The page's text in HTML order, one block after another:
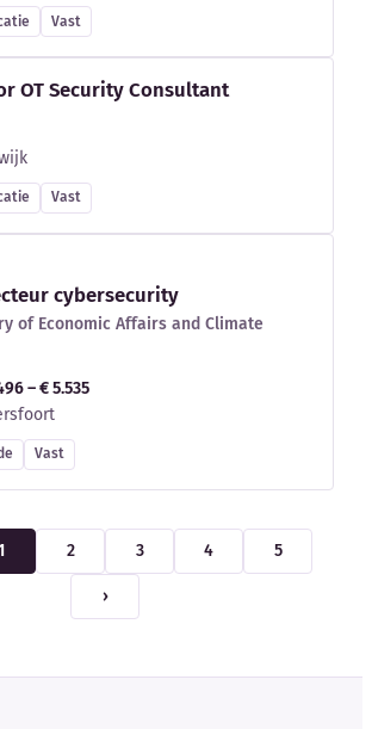
Vast
OT Security Consultant
Vast
cybersecurity
of Economic Affairs and Climate
– € 5.535
Vast
2 3 4 5
›